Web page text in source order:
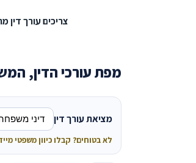
צריכים עורך דין
מפת עורכי הדין,
מציאת עורך דין
לא בטוחים? קבלו כיוון משפטי